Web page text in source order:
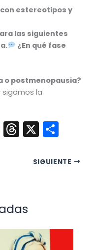
estereotipos y
las siguientes
¿En qué fase
o postmenopausia?
sigamos la
T
s
X C
m
SIGUIENTE